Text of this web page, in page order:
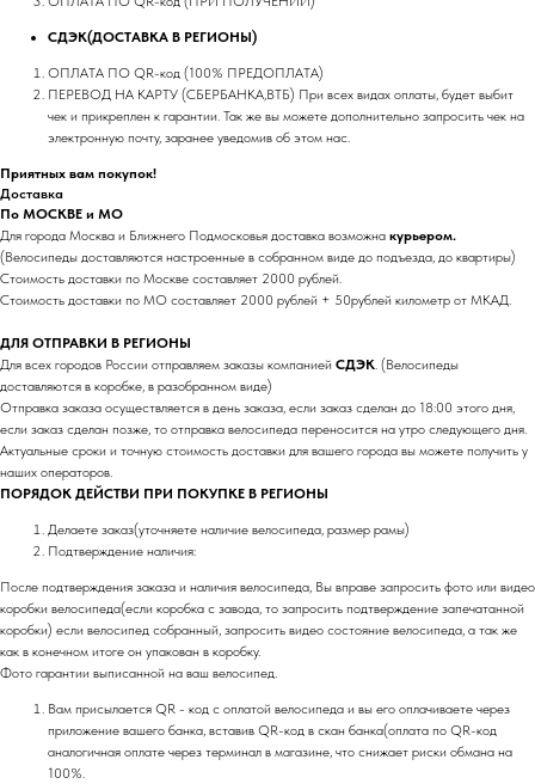
СДЭК(ДОСТАВКА В РЕГИОНЫ)
ОПЛАТА ПО QR-код (100% ПРЕДОПЛАТА)
ПЕРЕВОД НА КАРТУ (СБЕРБАНКА,ВТБ) При всех видах оплаты, будет выбит
чек и прикреплен к гарантии. Так же вы можете дополнительно запросить чек на
электронную почту, заранее уведомив об этом нас.
Приятных вам покупок!
Доставка
По МОСКВЕ и МО
Для города Москва и Ближнего Подмосковья доставка возможна курьером.
(Велосипеды доставляются настроенные в собранном виде до подъезда, до квартиры)
Стоимость доставки по Москве составляет 2000 рублей.
Стоимость доставки по МО составляет 2000 рублей + 50рублей километр от МКАД.
ДЛЯ ОТПРАВКИ В РЕГИОНЫ
Для всех городов России отправляем заказы компанией СДЭК. (Велосипеды
доставляются в коробке, в разобранном виде)
Отправка заказа осуществляется в день заказа, если заказ сделан до 18:00 этого дня,
если заказ сделан позже, то отправка велосипеда переносится на утро следующего дня.
Актуальные сроки и точную стоимость доставки для вашего города вы можете получить у
наших операторов.
ПОРЯДОК ДЕЙСТВИ ПРИ ПОКУПКЕ В РЕГИОНЫ
Делаете заказ(уточняете наличие велосипеда, размер рамы)
Подтверждение наличия:
После подтверждения заказа и наличия велосипеда, Вы вправе запросить фото или видео
коробки велосипеда(если коробка с завода, то запросить подтверждение запечатанной
коробки) если велосипед собранный, запросить видео состояние велосипеда, а так же
как в конечном итоге он упакован в коробку.
Фото гарантии выписанной на ваш велосипед.
Вам присылается QR - код с оплатой велосипеда и вы его оплачиваете через
приложение вашего банка, вставив QR-код в скан банка(оплата по QR-код
аналогичная оплате через терминал в магазине, что снижает риски обмана на
100%.